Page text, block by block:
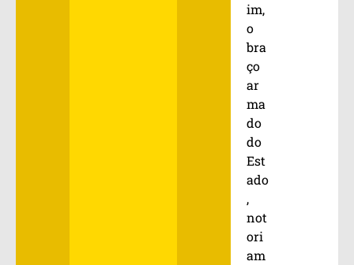
im,
o
bra
ço
ar
ma
do
do
Est
ado
,
not
ori
am